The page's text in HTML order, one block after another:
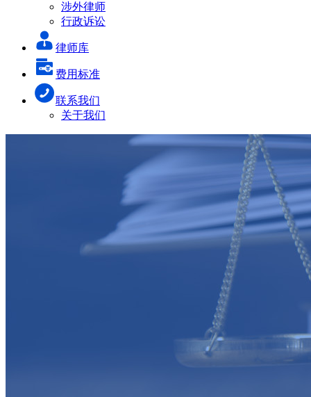
涉外律师
行政诉讼
律师库
费用标准
联系我们
关于我们